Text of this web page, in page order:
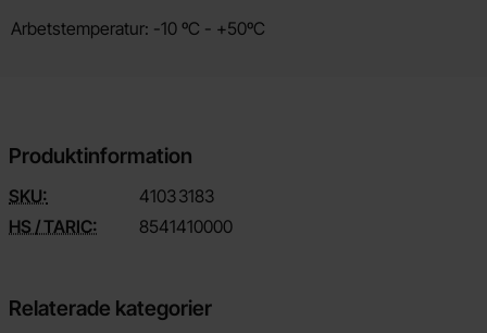
Arbetstemperatur: -10 ºC - +50ºC
Produktinformation
SKU: 41033183
HS / TARIC:
8541410000
Relaterade kategorier